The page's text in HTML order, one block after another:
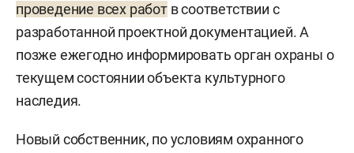
проведение всех работв соответствии с
разработанной проектной документацией. А
позже ежегодно информировать орган охраны о
текущем состоянии объекта культурного
наследия.
Новый собственник, по условиям охранного